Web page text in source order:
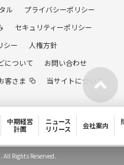
中期経営
計画
ニュース
リリース
会社案内
ル
プライバシーポリシー
セキュリティーポリシー
シー
人権方針
について
お問い合わせ
客さま 当サイトについて
Rights Reserved.